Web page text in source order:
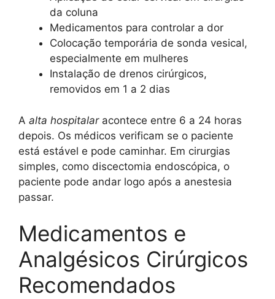
da coluna
Medicamentos para controlar a dor
Colocação temporária de sonda vesical,
especialmente em mulheres
Instalação de drenos cirúrgicos,
removidos em 1 a 2 dias
A alta hospitalaracontece entre 6 a 24 horas
depois. Os médicos verificam se o paciente
está estável e pode caminhar. Em cirurgias
simples, como discectomia endoscópica, o
paciente pode andar logo após a anestesia
passar.
Medicamentos e
Analgésicos Cirúrgicos
Recomendados